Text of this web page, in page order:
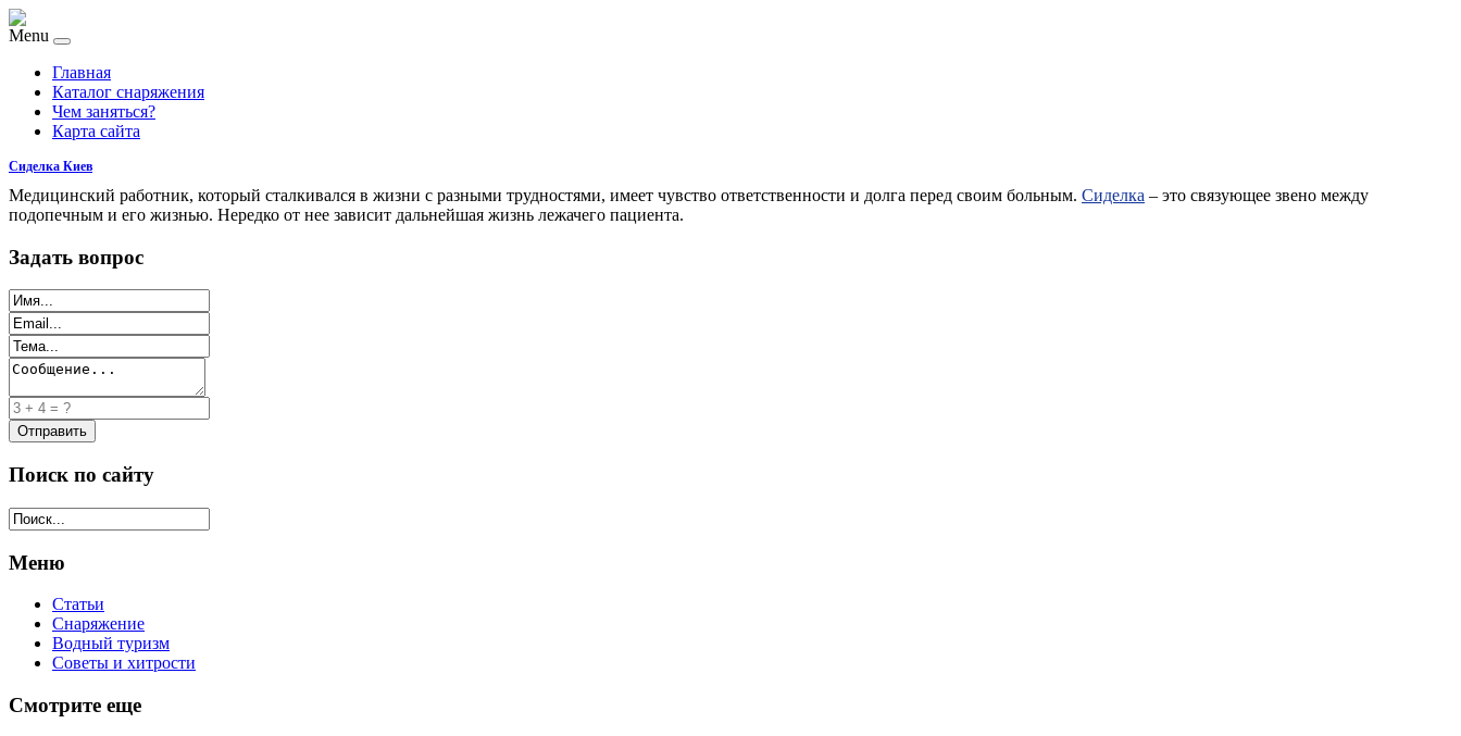
Menu
Главная
Каталог снаряжения
Чем заняться?
Карта сайта
Сиделка Киев
Медицинский работник, который сталкивался в жизни с разными трудностями, имеет чувство ответственности и долга перед своим больным. Сиделка – это связующее звено между
подопечным и его жизнью. Нередко от нее зависит дальнейшая жизнь лежачего пациента.
Задать вопрос
Поиск по сайту
Меню
Статьи
Снаряжение
Водный туризм
Советы и хитрости
Смотрите еще